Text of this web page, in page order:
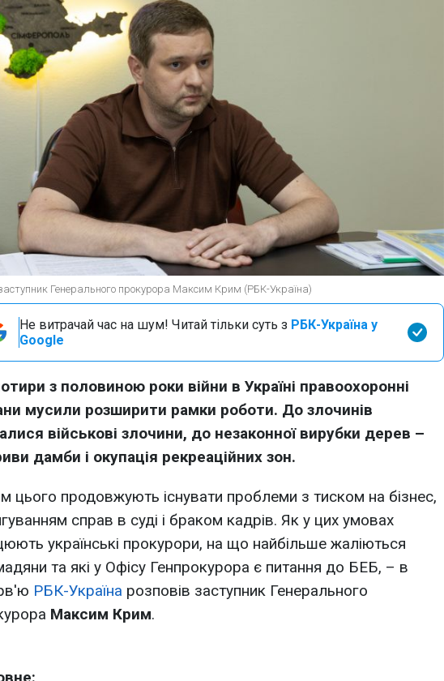
Генерального прокурора Максим Крим (РБК-Україна)
Не витрачай час на шум! Читай тільки суть з РБК-Україна у
Google
з половиною роки війни в Україні правоохоронні
мусили розширити рамки роботи. До злочинів
військові злочини, до незаконної вирубки дерев –
дамби і окупація рекреаційних зон.
цього продовжують існувати проблеми з тиском на бізнес,
справ в суді і браком кадрів. Як у цих умовах
українські прокурори, на що найбільше жаліються
та які у Офісу Генпрокурора є питання до БЕБ, – в
РБК-Україна розповів заступник Генерального
Максим Крим.